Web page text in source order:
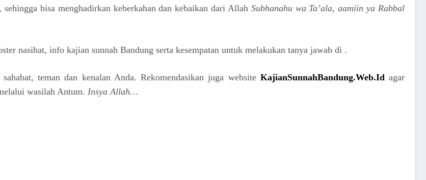
bisa menghadirkan keberkahan dan kebaikan dari Allah Subhanahu wa Ta’ala,aamiin ya Rabbal
nasihat, info kajian sunnah Bandung serta kesempatan untuk melakukan tanya jawab di .
teman dan kenalan Anda. Rekomendasikan juga website KajianSunnahBandung.Web.Id agar
wasilah Antum. Insya Allah…